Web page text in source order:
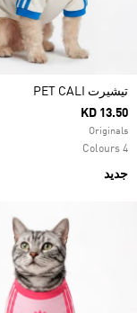
تيشيرت PET CALI
KD 13.50
Originals
4 Colours
جديد